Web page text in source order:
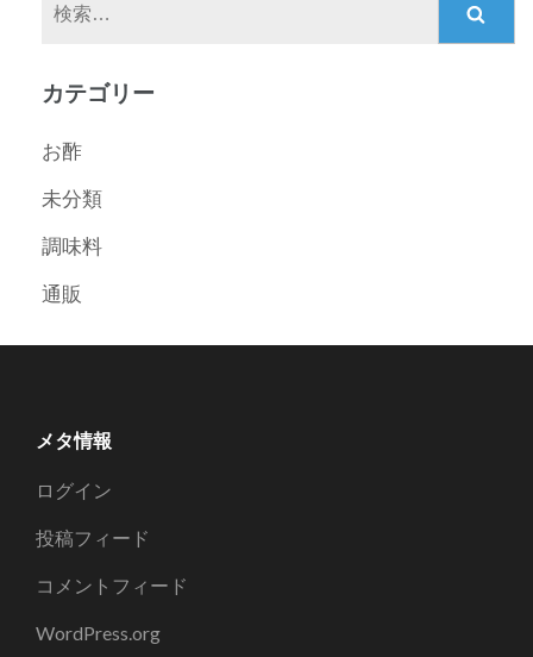
カテゴリー
お酢
未分類
調味料
通販
メタ情報
ログイン
投稿フィード
コメントフィード
WordPress.org